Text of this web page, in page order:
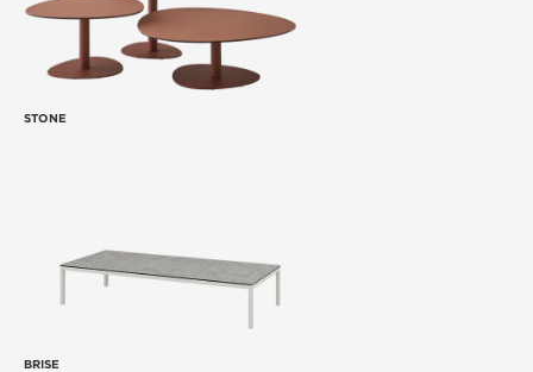
STONE
BRISE